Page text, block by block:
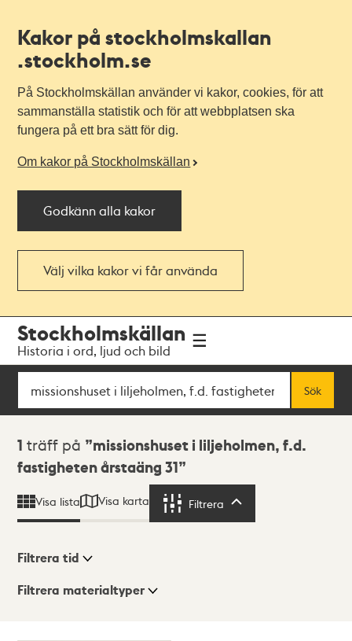
Kakor på stockholmskallan
.stockholm.se
På Stockholmskällan använder vi kakor, cookies, för att
sammanställa statistik och för att webbplatsen ska
fungera på ett bra sätt för dig.
Om kakor på Stockholmskällan
Godkänn alla kakor
Välj vilka kakor vi får använda
navigationen
huvudinnehållet
Stockholmskällan
Historia i ord, ljud och bild
Sök
Sök
Sökresultat
1 träff på
missionshuset i liljeholmen, f.d.
fastigheten årstaäng 31
Visa lista Visa karta Filtrera
Visningsläge
Filtrera tid
Filtrera materialtyper